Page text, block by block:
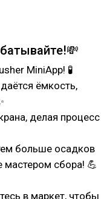
MiniApp! 🧪
ёмкость,
делая процесс
больше осадков
мастером сбора! 💪
в маркет, чтобы